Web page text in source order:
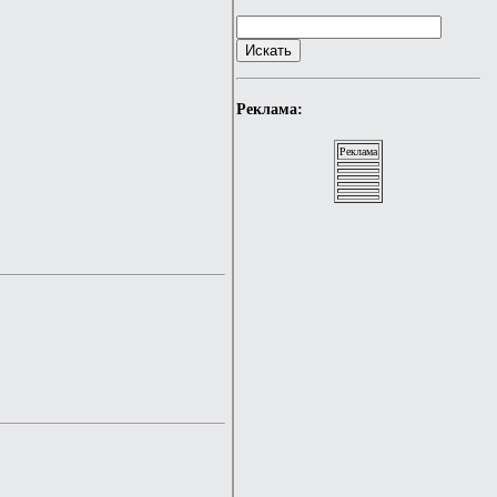
Реклама:
Реклама